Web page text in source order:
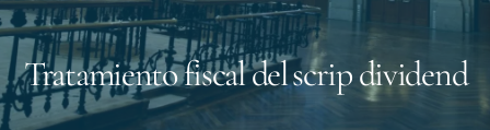
Tratamiento fiscal del scrip dividend